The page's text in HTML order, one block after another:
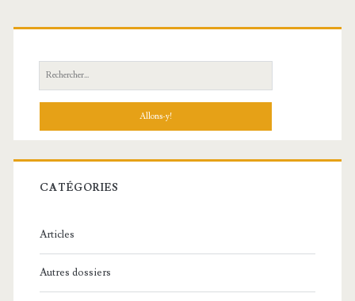
R
e
h
r
c
:
CATÉGORIES
Articles
Autres dossiers